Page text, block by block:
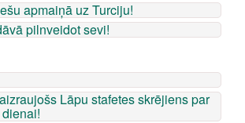
apmaiņā uz Turciju!
pilnveidot sevi!
Lāpu stafetes skrējiens par